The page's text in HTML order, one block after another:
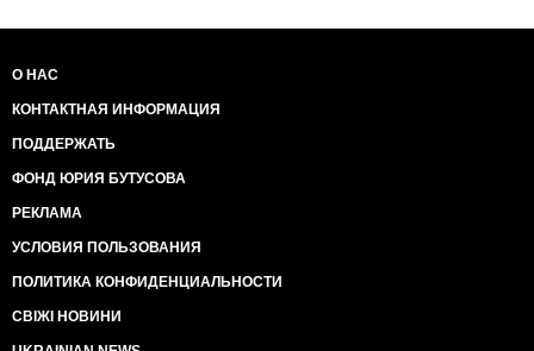
О НАС
КОНТАКТНАЯ ИНФОРМАЦИЯ
ПОДДЕРЖАТЬ
ФОНД ЮРИЯ БУТУСОВА
РЕКЛАМА
УСЛОВИЯ ПОЛЬЗОВАНИЯ
ПОЛИТИКА КОНФИДЕНЦИАЛЬНОСТИ
СВІЖІ НОВИНИ